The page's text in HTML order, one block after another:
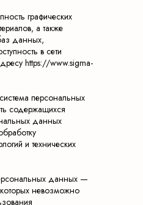
графических
а также
данных,
в сети
https://www.sigma-
персональных
содержащихся
данных
и технических
данных —
которых невозможно